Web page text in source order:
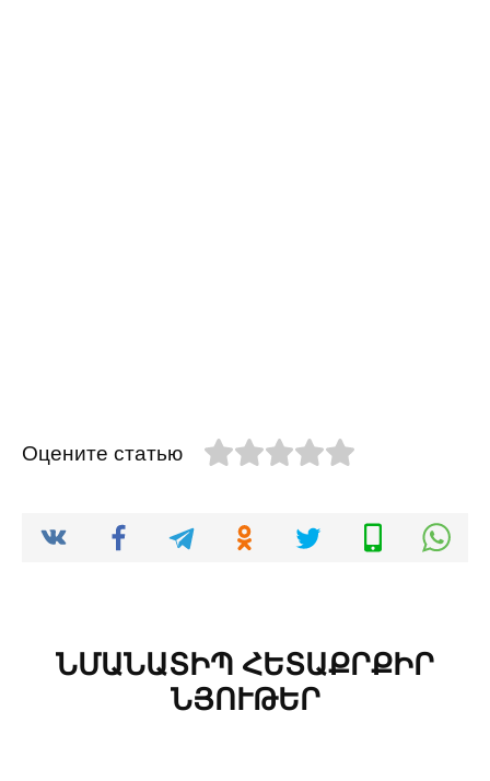
Оцените статью
ՆՄԱՆԱՏԻՊ ՀԵՏԱՔՐՔԻՐ
ՆՅՈՒԹԵՐ